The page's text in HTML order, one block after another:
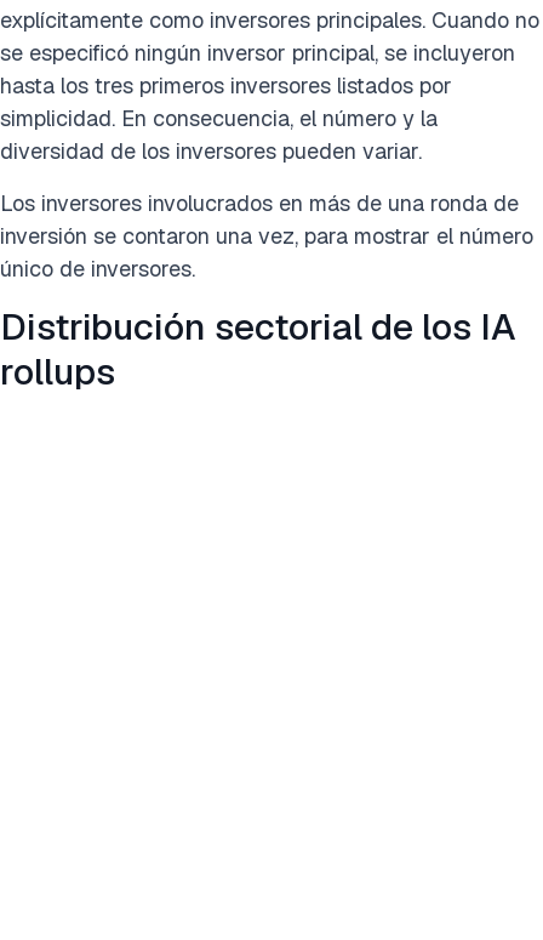
explícitamente como inversores principales. Cuando no
se especificó ningún inversor principal, se incluyeron
hasta los tres primeros inversores listados por
simplicidad. En consecuencia, el número y la
diversidad de los inversores pueden variar.
Los inversores involucrados en más de una ronda de
inversión se contaron una vez, para mostrar el número
único de inversores.
Distribución sectorial de los IA
rollups